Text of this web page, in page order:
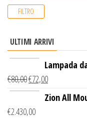
FILTRO
ULTIMI ARRIVI
Lampada
wireless
€80,00€72,00
Zion All
€2.430,00